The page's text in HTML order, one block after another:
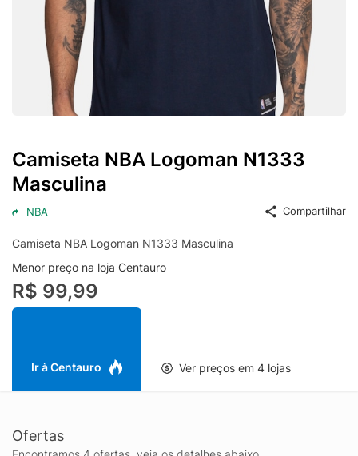
Camiseta NBA Logoman N1333
Masculina
NBA Compartilhar
Camiseta NBA Logoman N1333 Masculina
Menor preço na loja Centauro
R$ 99,99
Ir à Centauro Ver preços em 4 lojas
Ofertas